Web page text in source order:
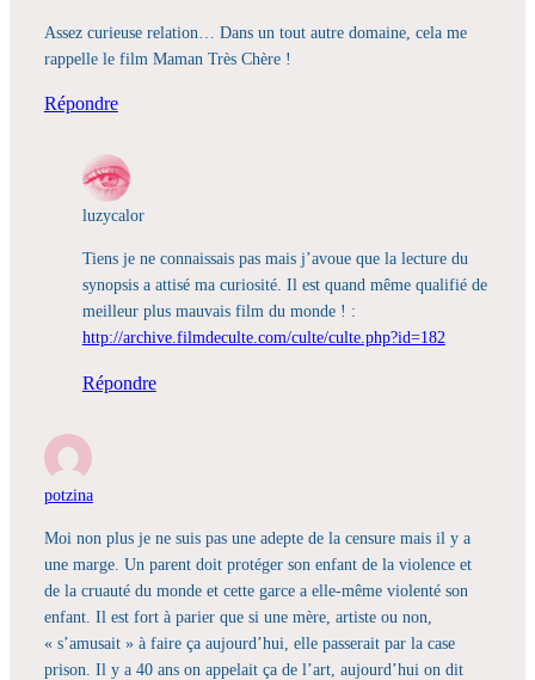
Assez curieuse relation… Dans un tout autre domaine, cela me
rappelle le film Maman Très Chère !
Répondre
luzycalor
Tiens je ne connaissais pas mais j’avoue que la lecture du
synopsis a attisé ma curiosité. Il est quand même qualifié de
meilleur plus mauvais film du monde ! :
http://archive.filmdeculte.com/culte/culte.php?id=182
Répondre
potzina
Moi non plus je ne suis pas une adepte de la censure mais il y a
une marge. Un parent doit protéger son enfant de la violence et
de la cruauté du monde et cette garce a elle-même violenté son
enfant. Il est fort à parier que si une mère, artiste ou non,
« s’amusait » à faire ça aujourd’hui, elle passerait par la case
prison. Il y a 40 ans on appelait ça de l’art, aujourd’hui on dit